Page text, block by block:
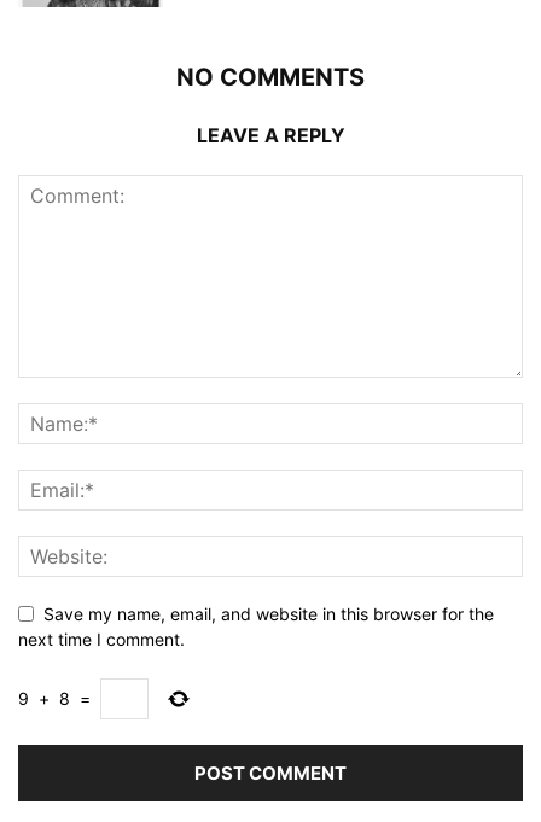
NO COMMENTS
LEAVE A REPLY
Save my name, email, and website in this browser for the
next time I comment.
9 + 8 =